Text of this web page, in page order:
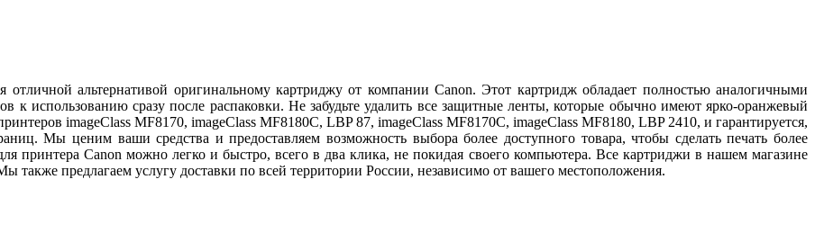
альтернативой оригинальному картриджу от компании Canon. Этот картридж обладает полностью аналогичными
к использованию сразу после распаковки. Не забудьте удалить все защитные ленты, которые обычно имеют ярко-оранжевый
imageClass MF8170, imageClass MF8180C, LBP 87, imageClass MF8170C, imageClass MF8180, LBP 2410, и гарантируется,
Мы ценим ваши средства и предоставляем возможность выбора более доступного товара, чтобы сделать печать более
принтера Canon можно легко и быстро, всего в два клика, не покидая своего компьютера. Все картриджи в нашем магазине
предлагаем услугу доставки по всей территории России, независимо от вашего местоположения.